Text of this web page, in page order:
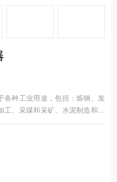
各种工业用途，包括：炼钢、发
、采煤和采矿、水泥制造和包
尘器滤袋破损的探测，对各种除
，或粉状材料回收、产品输送总